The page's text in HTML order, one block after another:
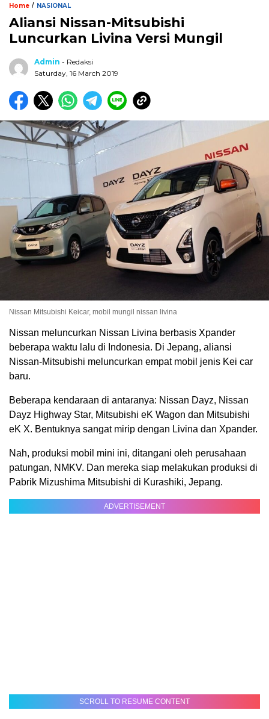
Home / NASIONAL
Aliansi Nissan-Mitsubishi
Luncurkan Livina Versi Mungil
Admin - Redaksi
Saturday, 16 March 2019
Nissan Mitsubishi Keicar, mobil mungil nissan livina
Nissan meluncurkan Nissan Livina berbasis Xpander
beberapa waktu lalu di Indonesia. Di Jepang, aliansi
Nissan-Mitsubishi meluncurkan empat mobil jenis Kei car
baru.
Beberapa kendaraan di antaranya: Nissan Dayz, Nissan
Dayz Highway Star, Mitsubishi eK Wagon dan Mitsubishi
eK X. Bentuknya sangat mirip dengan Livina dan Xpander.
Nah, produksi mobil mini ini, ditangani oleh perusahaan
patungan, NMKV. Dan mereka siap melakukan produksi di
Pabrik Mizushima Mitsubishi di Kurashiki, Jepang.
ADVERTISEMENT
SCROLL TO RESUME CONTENT